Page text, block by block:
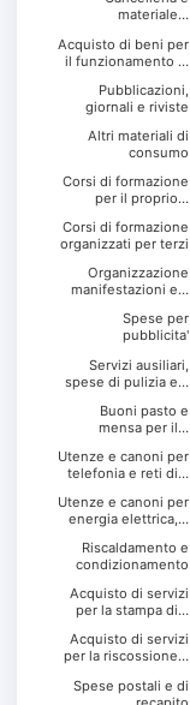
materiale…
Acquisto di beni per
il funzionamento …
Pubblicazioni,
giornali e riviste
Altri materiali di
consumo
Corsi di formazione
per il proprio…
Corsi di formazione
organizzati per terzi
Organizzazione
manifestazioni e…
Spese per
pubblicita'
Servizi ausiliari,
spese di pulizia e…
Buoni pasto e
mensa per il…
Utenze e canoni per
telefonia e reti di…
Utenze e canoni per
energia elettrica,…
Riscaldamento e
condizionamento
Acquisto di servizi
per la stampa di…
Acquisto di servizi
per la riscossione…
Spese postali e di